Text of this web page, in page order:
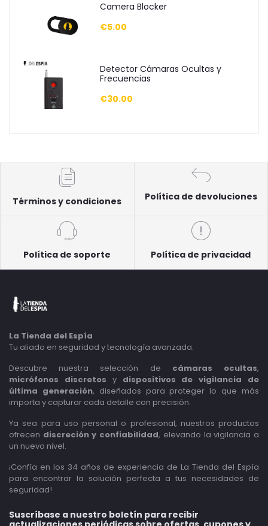
Camera Blocker
€5.00
Detector Cámaras Ocultas y
Frecuencias
€30.00
Términos y condiciones Política de devoluciones
Política de soporte Política de privacidad
La Tienda del Espía
Tu aliado en seguridad y tecnología avanzada.
Descubre nuestra selección de cámaras ocultas,
micrófonos discretos y dispositivos de vigilancia de
última generación, diseñados para proteger lo que más
importa y capturar cada detalle con precisión.
Ya sea para uso personal o profesional, nuestros productos
ofrecen discreción y confiabilidad, elevando la vigilancia a
un nuevo nivel.
¡Confía en los 34 años de experiencia de La Tienda del Espía
para encontrar la solución perfecta a tus necesidades de
seguridad!
Suscríbase a nuestro boletín para recibir